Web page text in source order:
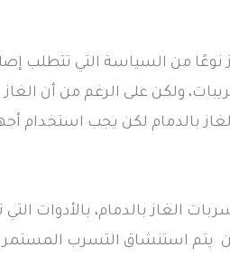
من السياسة التي تتطلب
ولكن على الرغم من أن الغاز
لكن يجب استخدام
بالدمام، بالأدوات التي
استنشاق التسرب المستمر